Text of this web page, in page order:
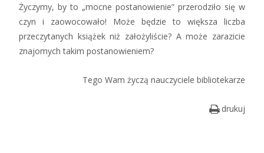
Życzymy, by to „mocne postanowienie” przerodziło się w
czyn i zaowocowało! Może będzie to większa liczba
przeczytanych książek niż założyliście? A może zarazicie
znajomych takim postanowieniem?
Tego Wam życzą nauczyciele bibliotekarze
drukuj